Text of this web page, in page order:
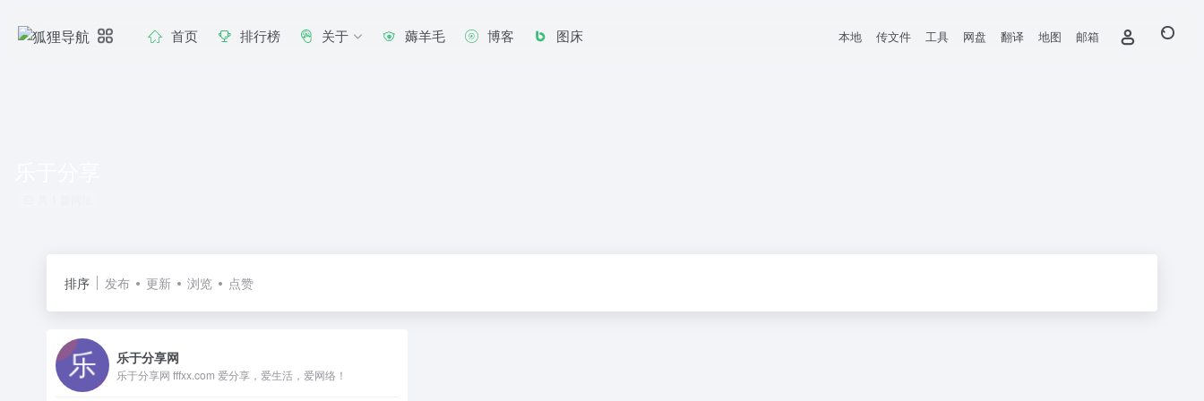
首页 排行榜 关于 薅羊毛 博客 图床 本地 传文件 工具 网盘 翻译 地图 邮箱
排序 发布 更新 浏览 点赞
乐于分享网
乐于分享网 fffxx.com 爱分享，爱生活，爱网络！